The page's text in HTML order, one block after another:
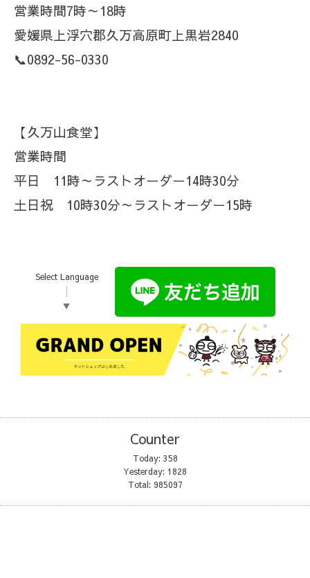
営業時間7時～18時
愛媛県上浮穴郡久万高原町上黒岩2840
📞0892-56-0330
【久万山食堂】
営業時間
平日 11時～ラストオーダー14時30分
土日祝 10時30分～ラストオーダー15時
Select Language
▼
Counter
Today: 358
Yesterday: 1828
Total: 985097